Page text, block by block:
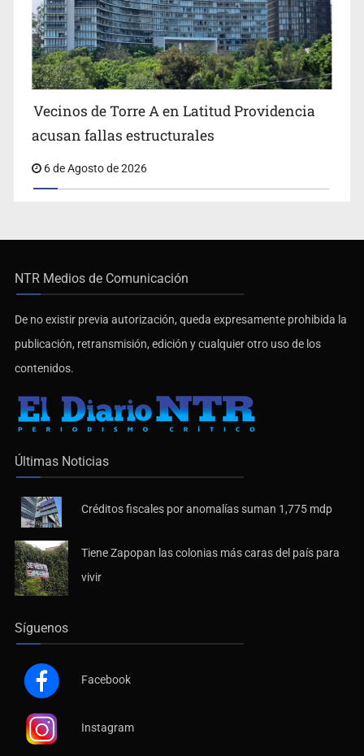
Vecinos de Torre A en Latitud Providencia
acusan fallas estructurales
6 de Agosto de 2026
NTR Medios de Comunicación
De no existir previa autorización, queda expresamente prohibida la
publicación, retransmisión, edición y cualquier otro uso de los
contenidos.
Últimas Noticias
Créditos fiscales por anomalías suman 1,775 mdp
Tiene Zapopan las colonias más caras del país para
vivir
Síguenos
Facebook
Instagram